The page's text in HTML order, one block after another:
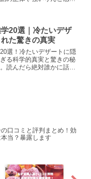
20選｜冷たいデザ
た驚きの真実
選！冷たいデザートに隠
る科学的真実と驚きの秘
読んだら絶対誰かに話し
口コミと評判まとめ！効
当？暴露します